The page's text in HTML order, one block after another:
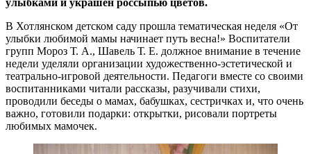
В Хотлянском детском саду прошла тематическая неделя «От
улыбки любимой мамы начинает путь весна!» Воспитатели
групп Мороз Т. А., Шавель Т. Е. должное внимание в течение
недели уделяли организации художественно-эстетической и
театрально-игровой деятельности. Педагоги вместе со своими
воспитанниками читали рассказы, разучивали стихи,
проводили беседы о мамах, бабушках, сестричках и, что очень
важно, готовили подарки: открытки, рисовали портреты
любимых мамочек.